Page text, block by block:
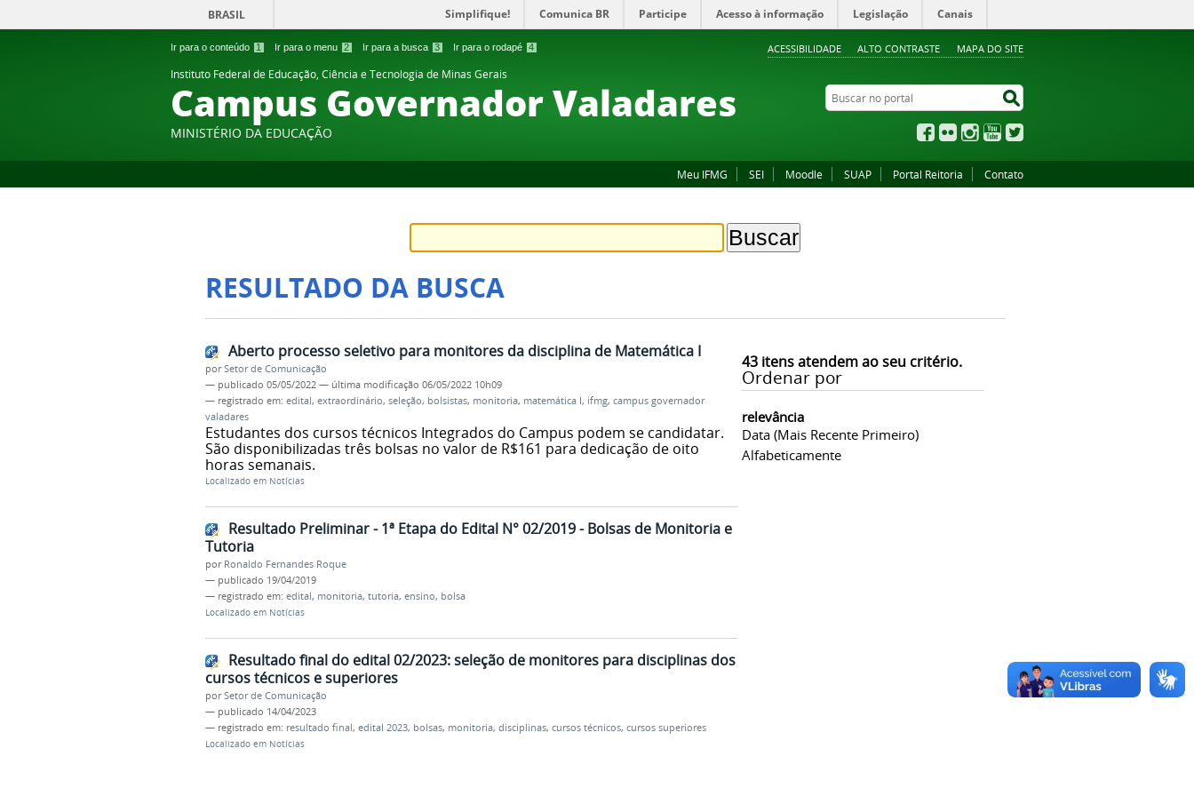
Ir para o conteúdo 1 Ir para o menu 2 Ir para a busca 3 Ir para o rodapé 4 ACESSIBILIDADE ALTO CONTRASTE MAPA DO SITE
BRASIL Simplifique! Comunica BR Participe Acesso à informação Legislação Canais
Instituto Federal de Educação, Ciência e Tecnologia de Minas Gerais
Campus Governador Valadares
MINISTÉRIO DA EDUCAÇÃO
Buscar no portal
Facebook
Flickr InstagramYouTube
Meu IFMG SEI Moodle SUAP Portal Reitoria Contato
RESULTADO DA BUSCA
43itens atendem ao seu critério.
Ordenar por
relevância
Data (mais Recente Primeiro)
Alfabeticamente
Aberto processo seletivo para monitores da disciplina de Matemática I
porSetor de Comunicação
— publicado 05/05/2022 — última modificação 06/05/2022 10h09
— registrado em: edital, extraordinário, seleção, bolsistas, monitoria, matemática I, ifmg, campus governador
valadares
Estudantes dos cursos técnicos Integrados do Campus podem se candidatar.
São disponibilizadas três bolsas no valor de R$161 para dedicação de oito
horas semanais.
Localizado em Notícias
Resultado Preliminar - 1ª Etapa do Edital N° 02/2019 - Bolsas de Monitoria e
Tutoria
por Ronaldo Fernandes Roque
— publicado 19/04/2019
— registrado em: edital, monitoria, tutoria, ensino, bolsa
Localizado em Notícias
Resultado final do edital 02/2023: seleção de monitores para disciplinas dos
cursos técnicos e superiores
porSetor de Comunicação
— publicado 14/04/2023
— registrado em: resultado final, edital 2023, bolsas, monitoria, disciplinas, cursos técnicos, cursos superiores
Localizado em Notícias